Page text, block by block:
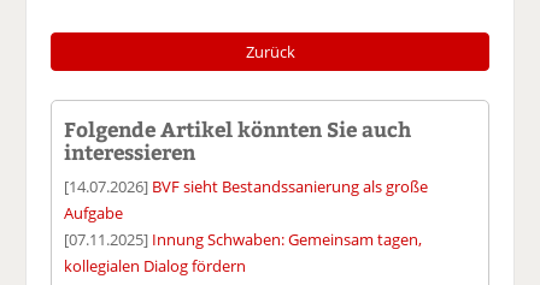
Zurück
Folgende Artikel könnten Sie auch
interessieren
[14.07.2026] BVF sieht Bestandssanierung als große
Aufgabe
[07.11.2025] Innung Schwaben: Gemeinsam tagen,
kollegialen Dialog fördern